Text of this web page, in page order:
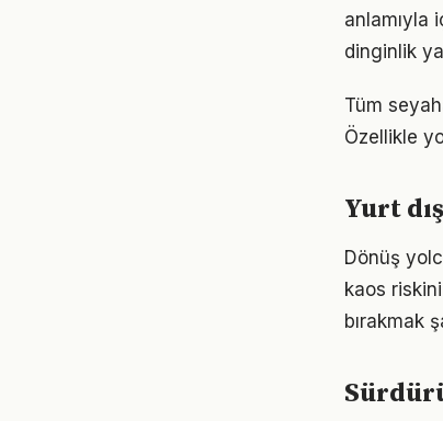
anlamıyla
dinginlik
Tüm
Özellikle
Yurt
Dönüş
kaos
bırakmak